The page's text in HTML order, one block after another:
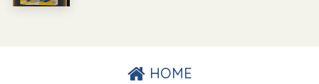
HOME